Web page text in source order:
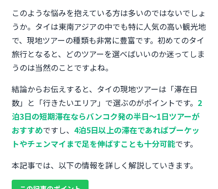
このような悩みを抱えている方は多いのではないでしょ
うか。タイは東南アジアの中でも特に人気の高い観光地
で、現地ツアーの種類も非常に豊富です。初めてのタイ
旅行となると、どのツアーを選べばいいのか迷ってしま
うのは当然のことですよね。
結論からお伝えすると、タイの現地ツアーは「滞在日
数」と「行きたいエリア」で選ぶのがポイントです。 2
泊3日の短期滞在ならバンコク発の半日〜1日ツアーが
おすすめですし、 4泊5日以上の滞在であればプーケッ
トやチェンマイまで足を伸ばすことも十分可能です。
本記事では、以下の情報を詳しく解説していきます。